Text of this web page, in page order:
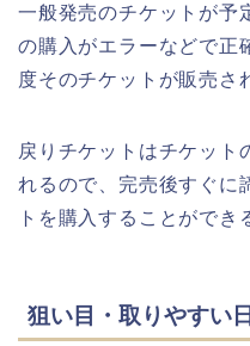
一般発売のチケットが予
の購入がエラーなどで正
度そのチケットが販売さ
戻りチケットはチケット
れるので、完売後すぐに
トを購入することができ
狙い目・取りやすい